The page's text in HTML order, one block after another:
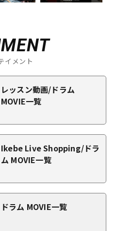
イメント
レッスン動画/ドラム
MOVIE一覧
Ikebe Live Shopping/ドラ
ム MOVIE一覧
ドラム MOVIE一覧